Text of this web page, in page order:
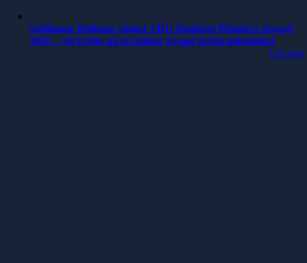
Softhouse Balkans vinner SDG Business Pioneers Award
2026 – ett kvitto på en kultur byggd kring människor
Läs mer